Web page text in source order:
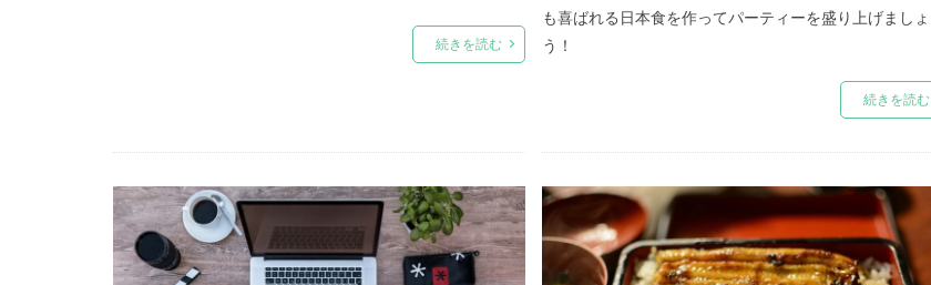
続きを読む
も喜ばれる日本食を作ってパーティーを盛り上げましょ
う！
続きを読む